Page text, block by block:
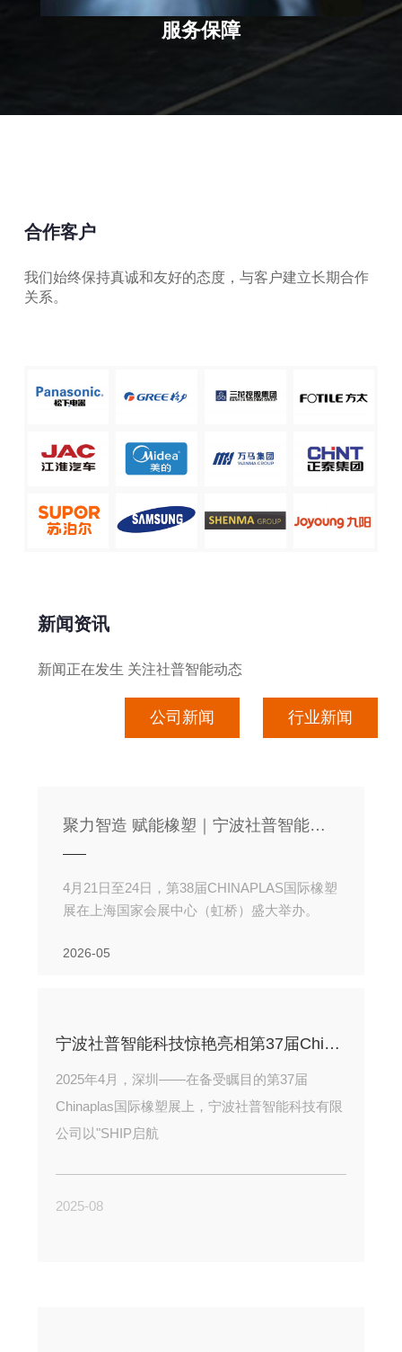
服务保障
合作客户
我们始终保持真诚和友好的态度，与客户建立长期合作
关系。
新闻资讯
新闻正在发生 关注社普智能动态
公司新闻 行业新闻
聚力智造 赋能橡塑｜宁波社普智能科技圆满收官第38届CHINAPLAS国际橡塑展
4月21日至24日，第38届CHINAPLAS国际橡塑
展在上海国家会展中心（虹桥）盛大举办。
2026-05
宁波社普智能科技惊艳亮相第37届Chinaplas，以创新科技赋能产业智能化升级
2025年4月，深圳——在备受瞩目的第37届
Chinaplas国际橡塑展上，宁波社普智能科技有限
公司以"SHIP启航
2025-08